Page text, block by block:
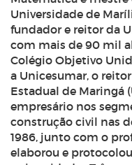
Universidade de
fundador e reitor da
com mais de 90 mil
Colégio Objetivo
a Unicesumar, o
Estadual de Maringá
empresário nos
construção civil nas
1986, junto com o
elaborou e